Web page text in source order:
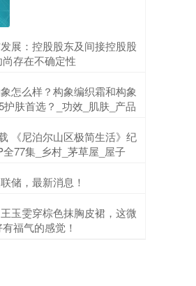
展：控股股东及间接控股股
存在不确定性
怎么样？构象编织霜和构象
肤首选？_功效_肌肤_产品
《尼泊尔山区极简生活》纪
77集_乡村_茅草屋_屋子
储，最新消息！
玉雯穿棕色抹胸皮裙，这微
福气的感觉！